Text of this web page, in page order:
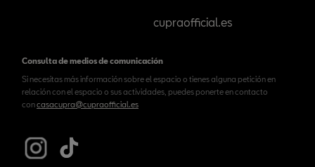
cupraofficial.es
Consulta de medios de comunicación
Si necesitas más información sobre el espacio o tienes alguna petición en
relación con el espacio o sus actividades, puedes ponerte en contacto
concasacupra@cupraofficial.es